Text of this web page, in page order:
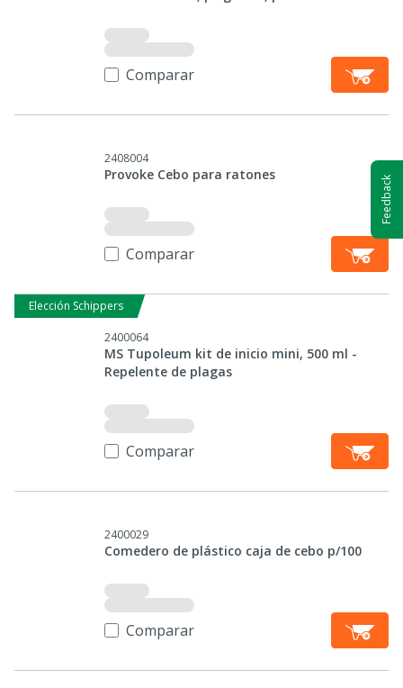
Comparar
2408004
Provoke Cebo para ratones
Comparar
Elección Schippers
2400064
MS Tupoleum kit de inicio mini, 500 ml -
Repelente de plagas
Comparar
2400029
Comedero de plástico caja de cebo p/100
Comparar
Feedback